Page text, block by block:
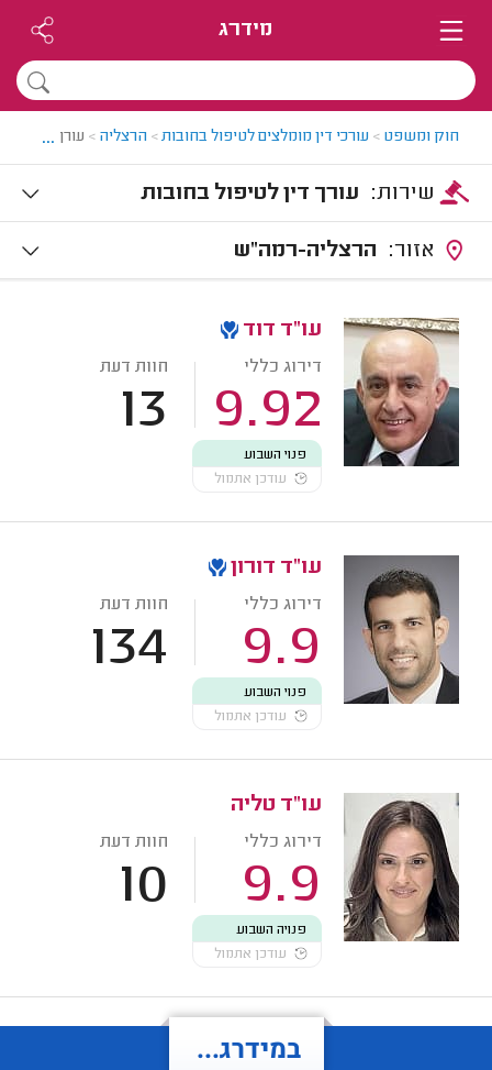
מידרג
חוק ומשפט > עורכי דין מומלצים לטיפול בחובות> הרצליה > עורך דין
...
עורך דין לטיפול בחובות
הרצליה-רמה"ש
עו"ד דוד
דירוג כללי
9.92
חוות דעת
13
פנוי השבוע
עודכן אתמול
עו"ד דורון
דירוג כללי
9.9
חוות דעת
134
פנוי השבוע
עודכן אתמול
עו"ד טליה
דירוג כללי
9.9
חוות דעת
10
פנויה השבוע
עודכן אתמול
במידרג...